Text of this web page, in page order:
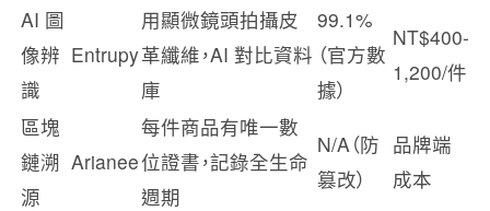
AI 圖
像辨
識
Entrupy
用顯微鏡頭拍攝皮
革纖維，AI 對比資料
庫
99.1%
（官方數
據）
NT$400-
1,200/件
區塊
鏈溯
源
Arianee
每件商品有唯一數
位證書，記錄全生命
週期
N/A（防
篡改）
品牌端
成本